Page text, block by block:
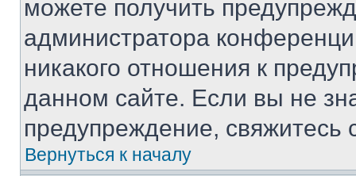
можете получить
администратора
никакого отношения к
данном сайте. Если вы не
предупреждение,
Вернуться к началу